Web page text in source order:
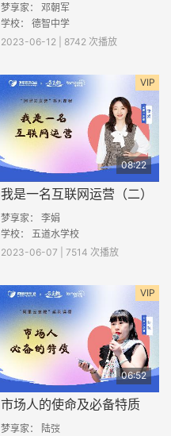
梦享家： 邓朝军
学校： 德智中学
2023-06-12 | 8742 次播放
VIP
08:22
我是一名互联网运营（二）
梦享家： 李娟
学校： 五道水学校
2023-06-07 | 7514 次播放
VIP
06:52
市场人的使命及必备特质
梦享家： 陆弢